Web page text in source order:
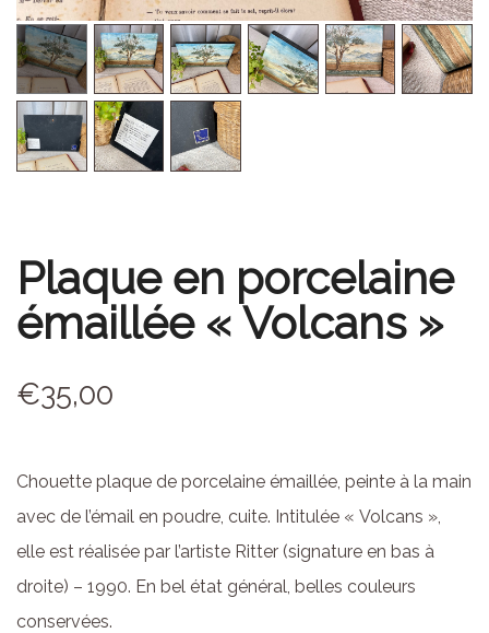
Plaque en porcelaine
émaillée « Volcans »
€35,00
Chouette plaque de porcelaine émaillée, peinte à la main
avec de l’émail en poudre, cuite. Intitulée « Volcans »,
elle est réalisée par l’artiste Ritter (signature en bas à
droite) – 1990. En bel état général, belles couleurs
conservées.